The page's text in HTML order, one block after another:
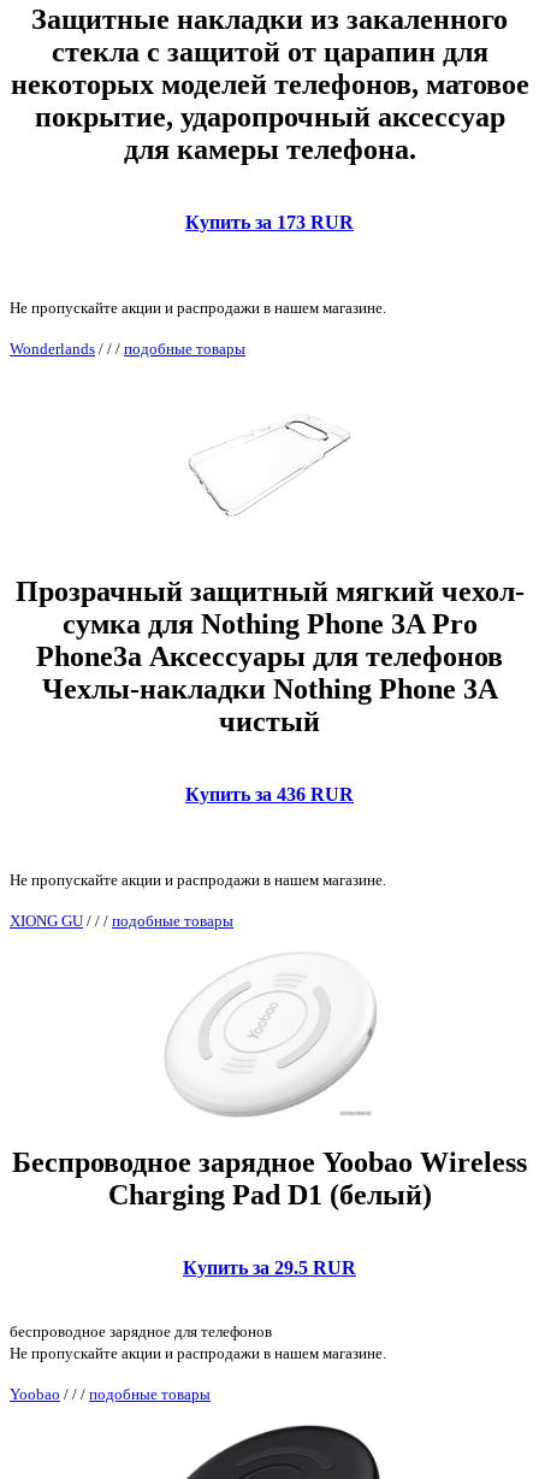
Защитные накладки из закаленного
стекла с защитой от царапин для
некоторых моделей телефонов, матовое
покрытие, ударопрочный аксессуар
для камеры телефона.
Купить за 173 RUR
Не пропускайте акции и распродажи в нашем магазине.
Wonderlands / / / подобные товары
Прозрачный защитный мягкий чехол-
сумка для Nothing Phone 3A Pro
Phone3a Аксессуары для телефонов
Чехлы-накладки Nothing Phone 3A
чистый
Купить за 436 RUR
Не пропускайте акции и распродажи в нашем магазине.
XIONG GU / / / подобные товары
Беспроводное зарядное Yoobao Wireless
Charging Pad D1 (белый)
Купить за 29.5 RUR
беспроводное зарядное для телефонов
Не пропускайте акции и распродажи в нашем магазине.
Yoobao / / / подобные товары